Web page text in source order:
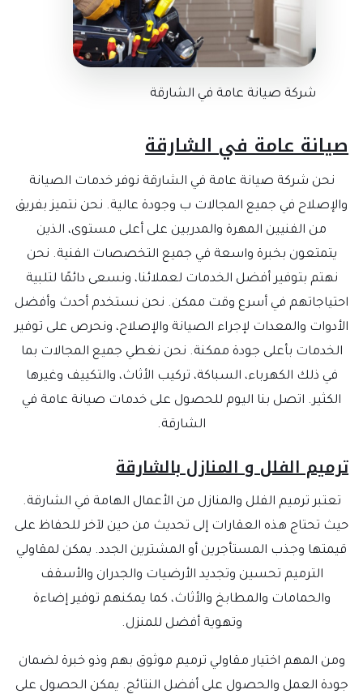
شركة صيانة عامة في الشارقة
صيانة عامة في الشارقة
نحن شركة صيانة عامة في الشارقة نوفر خدمات الصيانة
والإصلاح في جميع المجالات ب وجودة عالية. نحن نتميز بفريق
من الفنيين المهرة والمدربين على أعلى مستوى، الذين
يتمتعون بخبرة واسعة في جميع التخصصات الفنية. نحن
نهتم بتوفير أفضل الخدمات لعملائنا، ونسعى دائمًا لتلبية
احتياجاتهم في أسرع وقت ممكن. نحن نستخدم أحدث وأفضل
الأدوات والمعدات لإجراء الصيانة والإصلاح، ونحرص على توفير
الخدمات بأعلى جودة ممكنة. نحن نغطي جميع المجالات بما
في ذلك الكهرباء، السباكة، تركيب الأثاث، والتكييف وغيرها
الكثير. اتصل بنا اليوم للحصول على خدمات صيانة عامة في
الشارقة.
ترميم الفلل و المنازل بالشارقة
تعتبر ترميم الفلل والمنازل من الأعمال الهامة في الشارقة.
حيث تحتاج هذه العقارات إلى تحديث من حين لآخر للحفاظ على
قيمتها وجذب المستأجرين أو المشترين الجدد. يمكن لمقاولي
الترميم تحسين وتجديد الأرضيات والجدران والأسقف
والحمامات والمطابخ والأثاث، كما يمكنهم توفير إضاءة
وتهوية أفضل للمنزل.
ومن المهم اختيار مقاولي ترميم موثوق بهم وذو خبرة لضمان
جودة العمل والحصول على أفضل النتائج. يمكن الحصول على